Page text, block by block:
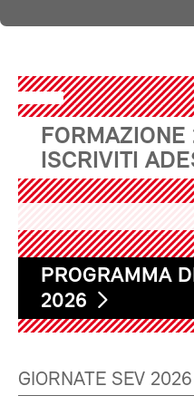
ISCRIVITI
PROGRAMMA
2026
GIORNATE SEV 2026